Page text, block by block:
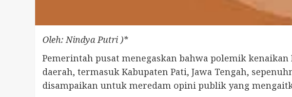
Oleh: Nindya Putri )*
Pemerintah pusat menegaskan bahwa polemik kenaikan
daerah, termasuk Kabupaten Pati, Jawa Tengah,
disampaikan untuk meredam opini publik yang